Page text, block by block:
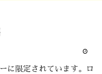
に限定されています。ロ